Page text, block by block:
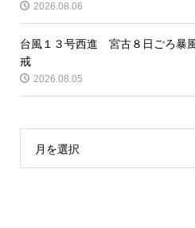
2026.08.06
台風１３号西進 宮古８日ごろ暴
戒
2026.08.05
月を選択